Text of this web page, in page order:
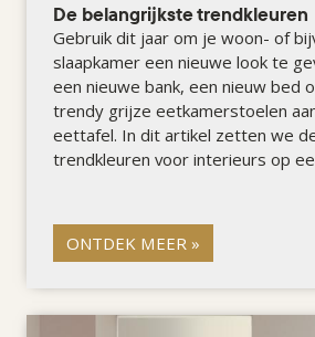
De belangrijkste trendkleuren
Gebruik dit jaar om je woon- of
slaapkamer een nieuwe look te
een nieuwe bank, een nieuw bed
trendy grijze eetkamerstoelen
eettafel. In dit artikel zetten we
trendkleuren voor interieurs op
ONTDEK MEER »